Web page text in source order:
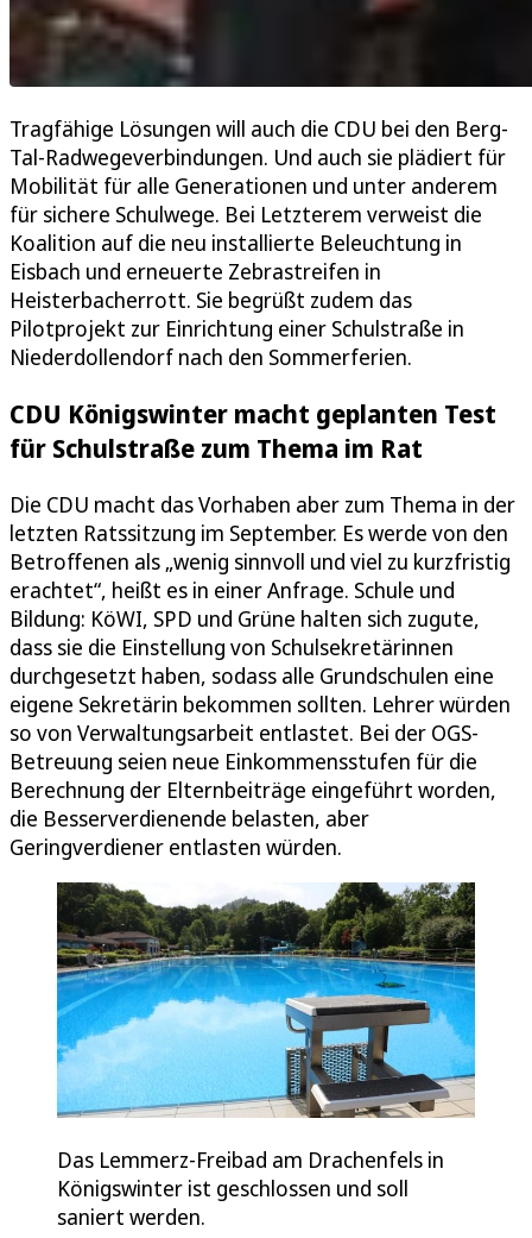
Tragfähige Lösungen will auch die CDU bei den Berg-
Tal-Radwegeverbindungen. Und auch sie plädiert für
Mobilität für alle Generationen und unter anderem
für sichere Schulwege. Bei Letzterem verweist die
Koalition auf die neu installierte Beleuchtung in
Eisbach und erneuerte Zebrastreifen in
Heisterbacherrott. Sie begrüßt zudem das
Pilotprojekt zur Einrichtung einer Schulstraße in
Niederdollendorf nach den Sommerferien.
CDU Königswinter macht geplanten Test
für Schulstraße zum Thema im Rat
Die CDU macht das Vorhaben aber zum Thema in der
letzten Ratssitzung im September. Es werde von den
Betroffenen als „wenig sinnvoll und viel zu kurzfristig
erachtet“, heißt es in einer Anfrage. Schule und
Bildung: KöWI, SPD und Grüne halten sich zugute,
dass sie die Einstellung von Schulsekretärinnen
durchgesetzt haben, sodass alle Grundschulen eine
eigene Sekretärin bekommen sollten. Lehrer würden
so von Verwaltungsarbeit entlastet. Bei der OGS-
Betreuung seien neue Einkommensstufen für die
Berechnung der Elternbeiträge eingeführt worden,
die Besserverdienende belasten, aber
Geringverdiener entlasten würden.
Das Lemmerz-Freibad am Drachenfels in
Königswinter ist geschlossen und soll
saniert werden.